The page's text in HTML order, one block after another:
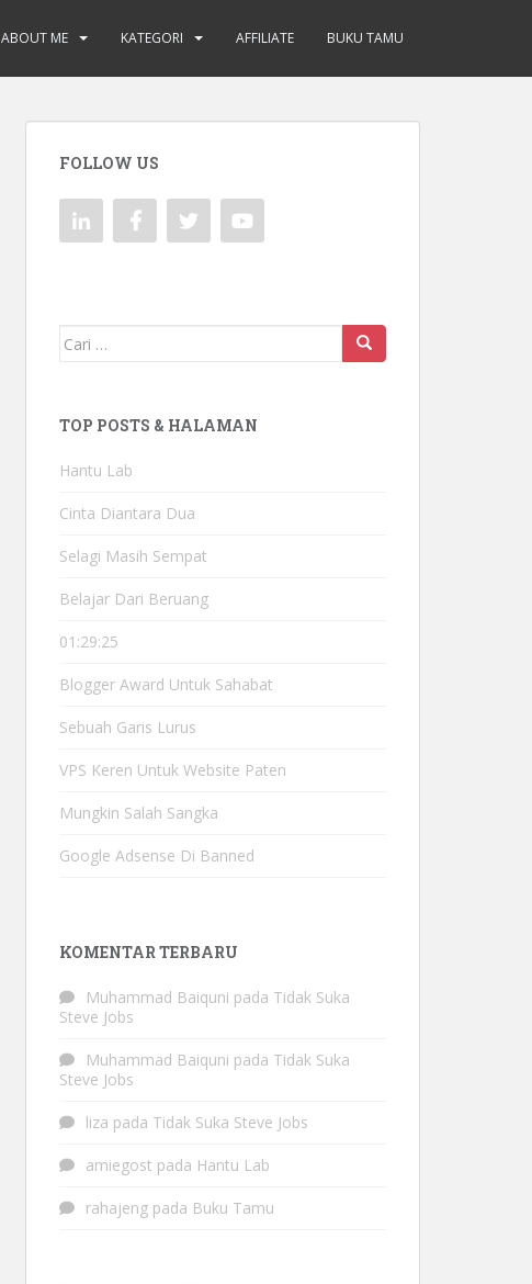
ABOUT ME KATEGORI AFFILIATE BUKU TAMU
FOLLOW US
Mencari:
TOP POSTS & HALAMAN
Hantu Lab
Cinta Diantara Dua
Selagi Masih Sempat
Belajar Dari Beruang
01:29:25
Blogger Award Untuk Sahabat
Sebuah Garis Lurus
VPS Keren Untuk Website Paten
Mungkin Salah Sangka
Google Adsense Di Banned
KOMENTAR TERBARU
Muhammad Baiquni pada Tidak Suka
Steve Jobs
Muhammad Baiquni pada Tidak Suka
Steve Jobs
liza pada Tidak Suka Steve Jobs
amiegost pada Hantu Lab
rahajeng pada Buku Tamu